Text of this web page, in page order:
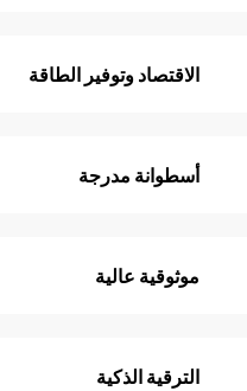
الاقتصاد وتوفير الطاقة
أسطوانة مدرجة
موثوقية عالية
الترقية الذكية